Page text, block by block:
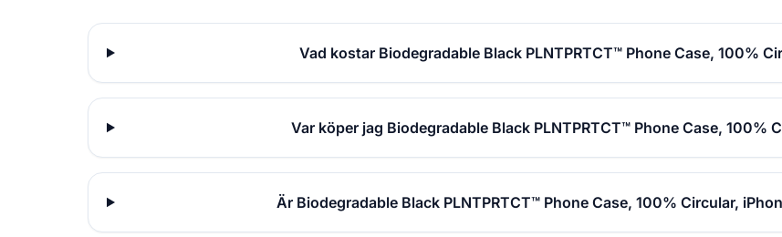
Vad kostar Biodegradable Black PLNTPRTCT™ Phone Case, 100%
Var köper jag Biodegradable Black PLNTPRTCT™ Phone Case, 100%
Är Biodegradable Black PLNTPRTCT™ Phone Case, 100% Circular,